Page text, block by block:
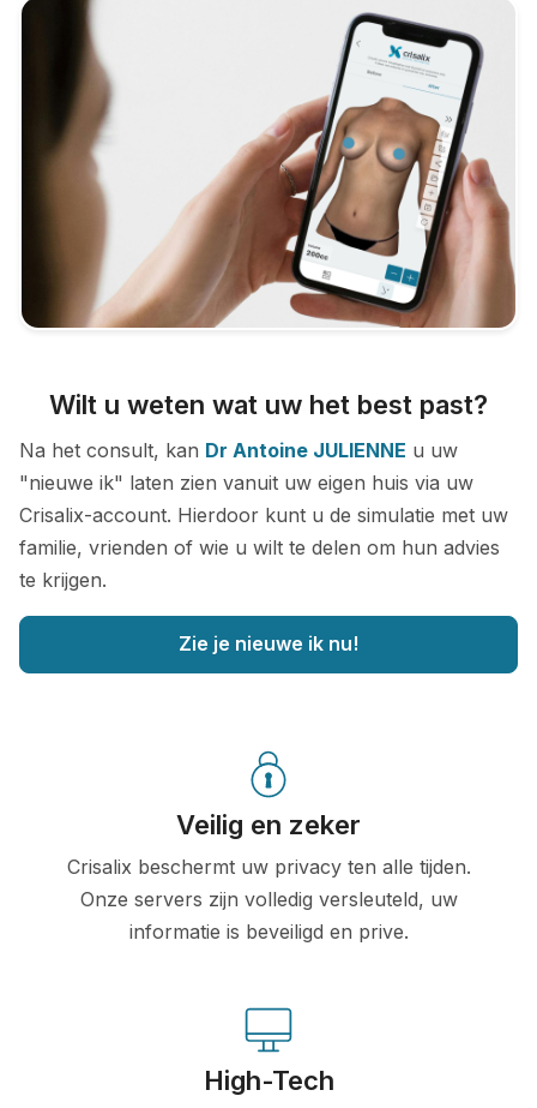
Wilt u weten wat uw het best past?
Na het consult, kan Dr Antoine JULIENNE u uw
"nieuwe ik" laten zien vanuit uw eigen huis via uw
Crisalix-account. Hierdoor kunt u de simulatie met uw
familie, vrienden of wie u wilt te delen om hun advies
te krijgen.
Zie je nieuwe ik nu!
Veilig en zeker
Crisalix beschermt uw privacy ten alle tijden.
Onze servers zijn volledig versleuteld, uw
informatie is beveiligd en prive.
High-Tech